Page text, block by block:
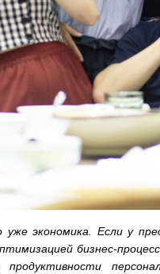
уже экономика. Если у
бизнес-